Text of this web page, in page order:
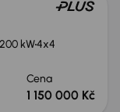
200 kW4x4
Cena
1 150 000 Kč